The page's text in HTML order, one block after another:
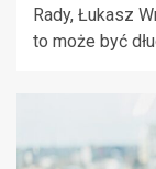
Rady, Łukasz
to może być